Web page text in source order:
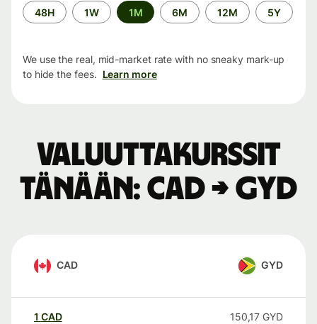
Time
period
48H 1W 1M 6M 12M 5Y
We use the real, mid-market rate with no sneaky mark-up
to hide the fees. Learn more
Valuuttakurssit
tänään: CAD → GYD
CAD GYD
1 CAD 150,17 GYD